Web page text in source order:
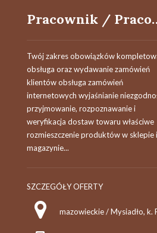
Pracownik /
Twój zakres obowiązków
obsługa oraz wydawanie zamówień
klientów obsługa zamówień
internetowych wyjaśnianie
przyjmowanie, rozpoznawanie i
weryfikacja dostaw towaru właściwe
rozmieszczenie produktów w sklepie i
magazynie...
SZCZEGÓŁY OFERTY